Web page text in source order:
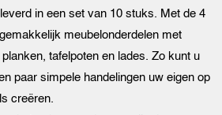
in een set van 10 stuks. Met de 4
meubelonderdelen met
tafelpoten en lades. Zo kunt u
paar simpele handelingen uw eigen op
creëren.